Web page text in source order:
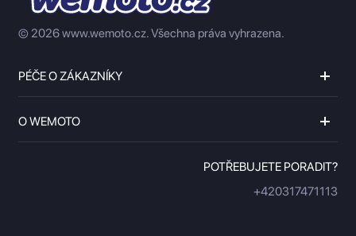
© 2026 www.wemoto.cz.Všechna práva vyhrazena.
PÉČE O ZÁKAZNÍKY
O WEMOTO
POTŘEBUJETE PORADIT?
+420317471113